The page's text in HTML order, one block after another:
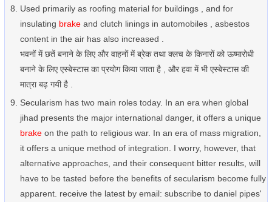
Used primarily as roofing material for buildings , and for
insulating brake and clutch linings in automobiles , asbestos
content in the air has also increased .
भवनों में छतें बनाने के लिए और वाहनों में ब्रेक तथा क्लच के किनारों को ऊष्मारोधी
बनाने के लिए एस्बेस्टास का प्रयोग किया जाता है , और हवा में भी एस्बेस्टास की
मात्रा बढ़ गयी है .
Secularism has two main roles today. In an era when global
jihad presents the major international danger, it offers a unique
brake on the path to religious war. In an era of mass migration,
it offers a unique method of integration. I worry, however, that
alternative approaches, and their consequent bitter results, will
have to be tasted before the benefits of secularism become fully
apparent. receive the latest by email: subscribe to daniel pipes'